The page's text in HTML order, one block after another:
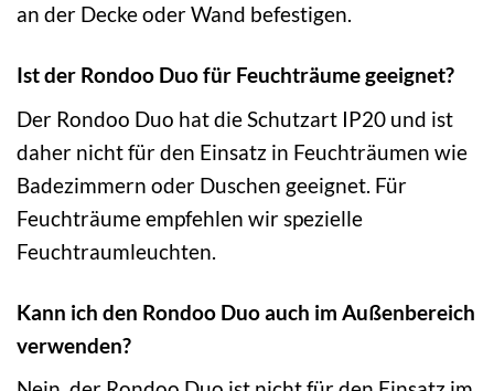
an der Decke oder Wand befestigen.
Ist der Rondoo Duo für Feuchträume geeignet?
Der Rondoo Duo hat die Schutzart IP20 und ist
daher nicht für den Einsatz in Feuchträumen wie
Badezimmern oder Duschen geeignet. Für
Feuchträume empfehlen wir spezielle
Feuchtraumleuchten.
Kann ich den Rondoo Duo auch im Außenbereich
verwenden?